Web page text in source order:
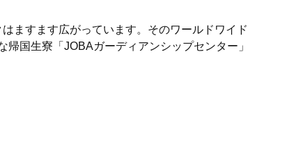
ますます広がっています。そのワールドワイド
国生寮「JOBAガーディアンシップセンター」